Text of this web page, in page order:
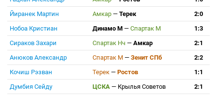
Йиранек Мартин
Амкар — Терек
2:0
Нобоа Кристиан
Динамо М — Спартак М
1:3
Сираков Захари
Спартак Нч — Амкар
2:1
Анюков Александр
Спартак М — Зенит СПб
2:2
Кочиш Рэзван
Терек — Ростов
1:1
Думбия Сейду
ЦСКА — Крылья Советов
2:1